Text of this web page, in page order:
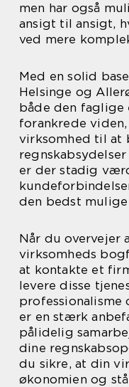
men har også
ansigt til ansigt,
ved mere
Med en solid
Helsinge og
både den faglige
forankrede
virksomhed til at
er der stadig
den bedst
Når du overvejer
virksomheds
at kontakte et
levere disse
er en stærk
pålidelig
dine
du sikre, at din
økonomien og